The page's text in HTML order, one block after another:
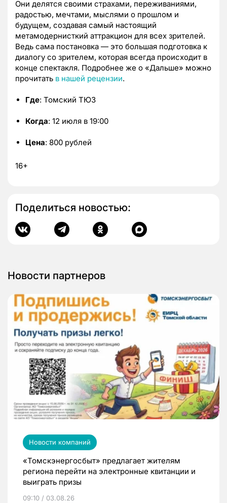
Они делятся своими страхами, переживаниями,
радостью, мечтами, мыслями о прошлом и
будущем, создавая самый настоящий
метамодернисткий аттракцион для всех зрителей.
Ведь сама постановка — это большая подготовка к
диалогу со зрителем, которая всегда происходит в
конце спектакля. Подробнее же о «Дальше» можно
прочитать в нашей рецензии.
Где: Томский ТЮЗ
Когда: 12 июля в 19:00
Цена: 800 рублей
16+
Поделиться новостью:
Новости партнеров
Новости компаний
«Томскэнергосбыт» предлагает жителям
региона перейти на электронные квитанции и
выиграть призы
09:10 / 03.08.26